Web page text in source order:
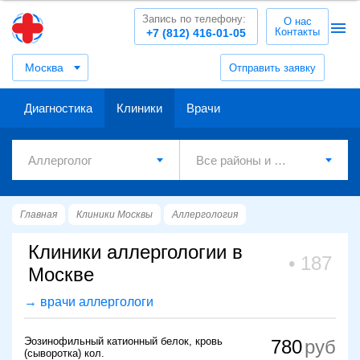
Москва Отправить заявку
+7 (812) 416-01-05
Запись по телефону:
О нас
Контакты
Диагностика Клиники Врачи
Главная Клиники Москвы Аллергология
Клиники аллергологии в
Москве
187
→ врачи аллергологи
Эозинофильный катионный белок, кровь
(сыворотка) кол.
780